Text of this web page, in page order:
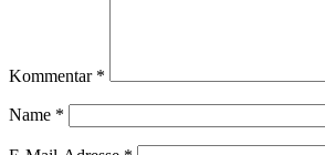
Kommentar *
Name *